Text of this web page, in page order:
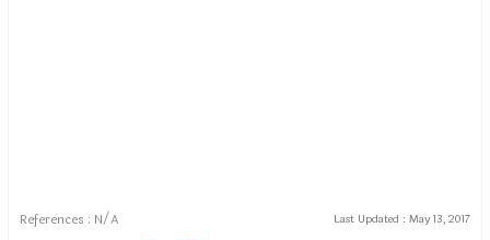
References : N/A Last Updated : May 13, 2017